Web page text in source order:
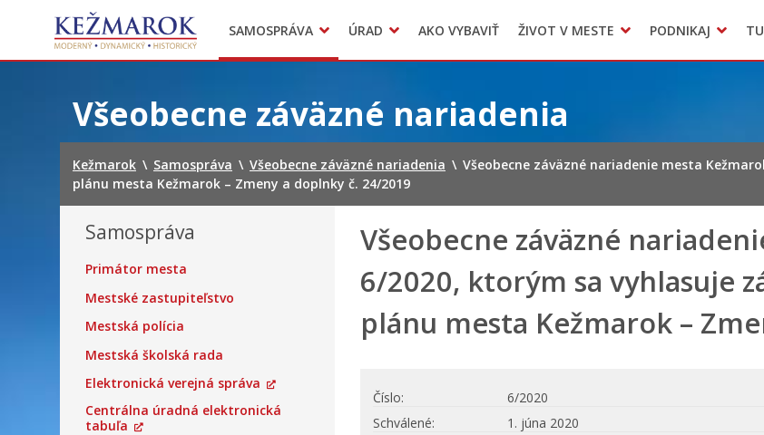
SAMOSPRÁVA
Mestská polícia
Geo informačný systém –
ÚRAD
Sekcie úradu
Oznamovanie podozrení z
AKO VYBAVIŤ ŽIVOT V MESTE
Triedený zber – NATUR – PACK
PODNIKAJ
Všeobecne záväzné nariadenia
Kežmarok \ Samospráva \ Všeobecne záväzné nariadenia \ Všeobecne záväzné nariadenie mesta
plánu mesta Kežmarok – Zmeny a doplnky č. 24/2019
Samospráva
Primátor mesta
Mestské zastupiteľstvo
Mestská polícia
Mestská školská rada
Elektronická verejná správa
Centrálna úradná elektronická
tabuľa
Všeobecne záväzné
6/2020, ktorým sa vyhlasuje
plánu mesta Kežmarok –
Číslo
6/2020
Schválené
1. júna 2020